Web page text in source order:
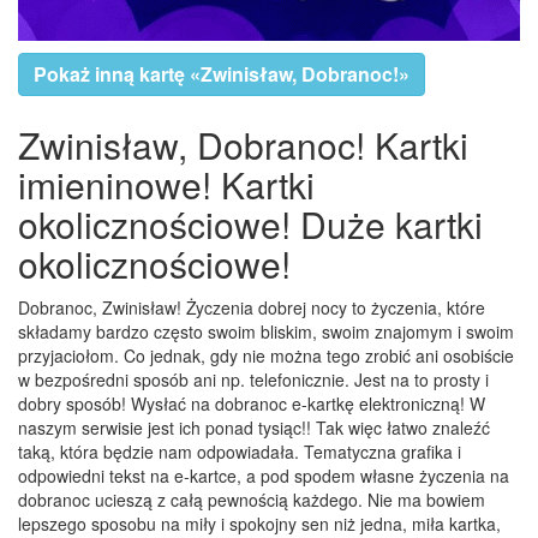
Pokaż inną kartę «Zwinisław, Dobranoc!»
Zwinisław, Dobranoc! Kartki
imieninowe! Kartki
okolicznościowe! Duże kartki
okolicznościowe!
Dobranoc, Zwinisław! Życzenia dobrej nocy to życzenia, które
składamy bardzo często swoim bliskim, swoim znajomym i swoim
przyjaciołom. Co jednak, gdy nie można tego zrobić ani osobiście
w bezpośredni sposób ani np. telefonicznie. Jest na to prosty i
dobry sposób! Wysłać na dobranoc e-kartkę elektroniczną! W
naszym serwisie jest ich ponad tysiąc!! Tak więc łatwo znaleźć
taką, która będzie nam odpowiadała. Tematyczna grafika i
odpowiedni tekst na e-kartce, a pod spodem własne życzenia na
dobranoc ucieszą z całą pewnością każdego. Nie ma bowiem
lepszego sposobu na miły i spokojny sen niż jedna, miła kartka,